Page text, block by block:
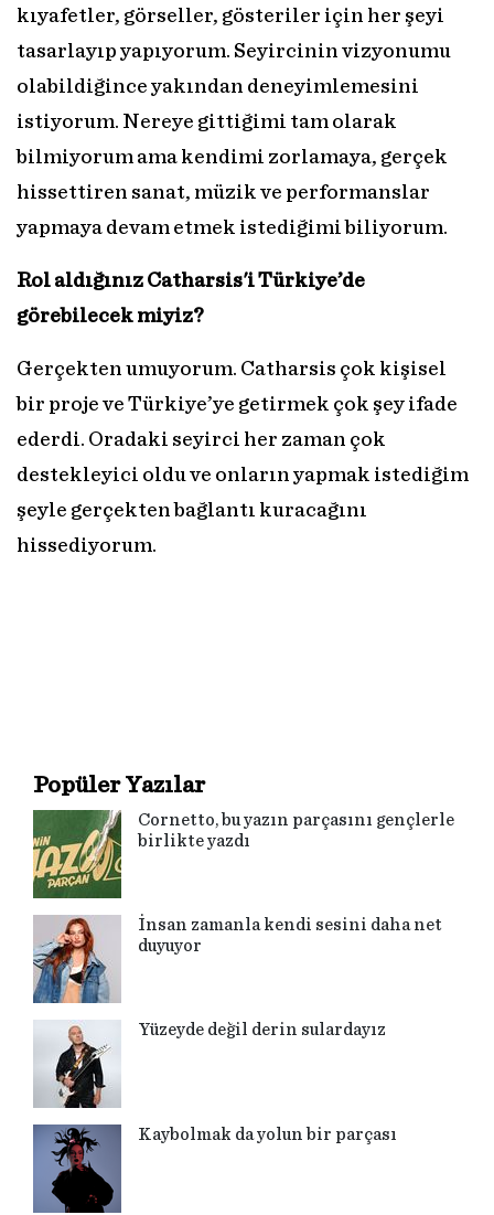
kıyafetler, görseller, gösteriler için her şeyi
tasarlayıp yapıyorum. Seyircinin vizyonumu
olabildiğince yakından deneyimlemesini
istiyorum. Nereye gittiğimi tam olarak
bilmiyorum ama kendimi zorlamaya, gerçek
hissettiren sanat, müzik ve performanslar
yapmaya devam etmek istediğimi biliyorum.
Rol aldığınız Catharsis'i Türkiye’de
görebilecek miyiz?
Gerçekten umuyorum. Catharsis çok kişisel
bir proje ve Türkiye’ye getirmek çok şey ifade
ederdi. Oradaki seyirci her zaman çok
destekleyici oldu ve onların yapmak istediğim
şeyle gerçekten bağlantı kuracağını
hissediyorum.
Popüler Yazılar
Cornetto, bu yazın parçasını gençlerle
birlikte yazdı
İnsan zamanla kendi sesini daha net
duyuyor
Yüzeyde değil derin sulardayız
Kaybolmak da yolun bir parçası